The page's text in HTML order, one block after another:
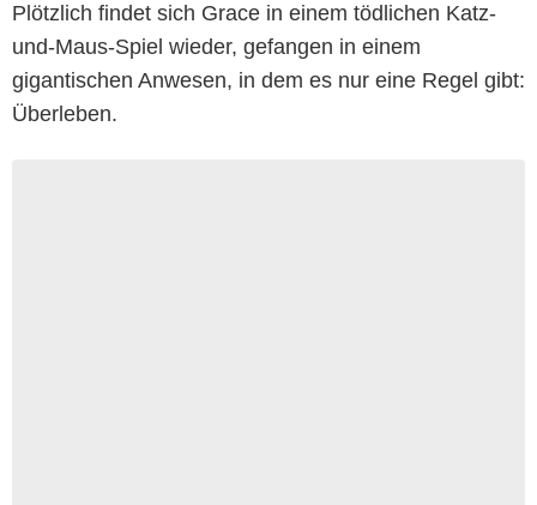
Plötzlich findet sich Grace in einem tödlichen Katz-
und-Maus-Spiel wieder, gefangen in einem
gigantischen Anwesen, in dem es nur eine Regel gibt:
Überleben.